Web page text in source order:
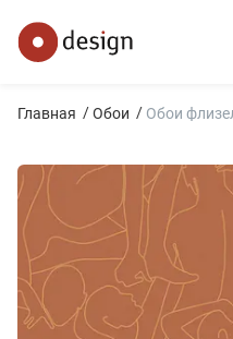
Главная Обои Обои